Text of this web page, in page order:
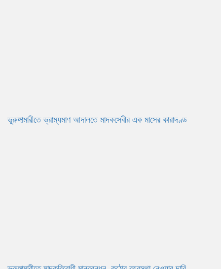
ভূরুঙ্গামারীতে ভ্রাম্যমাণ আদালতে মাদকসেবীর এক মাসের কারাদণ্ড